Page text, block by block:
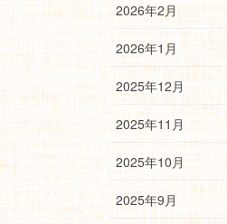
2026年2月
2026年1月
2025年12月
2025年11月
2025年10月
2025年9月